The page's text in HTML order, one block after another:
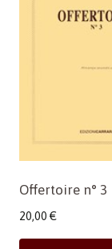
Offertoire n° 3
20,00 €